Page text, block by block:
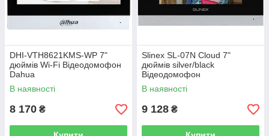
DHI-VTH8621KMS-WP 7"
дюймів Wi-Fi Відеодомофон
Dahua
В наявності
8 170 ₴
Slinex SL-07N Cloud 7"
дюймів silver/black
Відеодомофон
В наявності
9 128 ₴